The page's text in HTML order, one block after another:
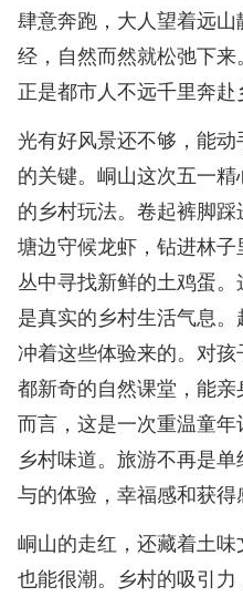
肆意奔跑，大人望着远
经，自然而然就松弛下来
正是都市人不远千里奔赴
光有好风景还不够，能
的关键。峒山这次五一
的乡村玩法。卷起裤脚
塘边守候龙虾，钻进林
丛中寻找新鲜的土鸡蛋
是真实的乡村生活气息
冲着这些体验来的。对
都新奇的自然课堂，能
而言，这是一次重温童
乡村味道。旅游不再是
与的体验，幸福感和获得
峒山的走红，还藏着土
也能很潮。乡村的吸引